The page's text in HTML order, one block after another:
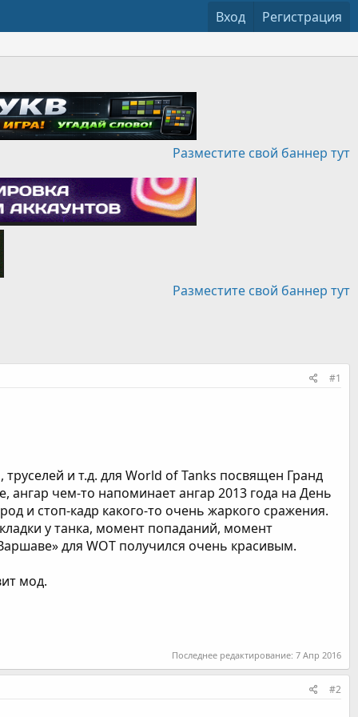
Вход Регистрация
Разместите свой баннер тут
Разместите свой баннер тут
#1
и т.д. для World of Tanks посвящен Гранд
чем-то напоминает ангар 2013 года на День
и стоп-кадр какого-то очень жаркого сражения.
у танка, момент попаданий, момент
для WOT получился очень красивым.
мод.
Последнее редактирование: 7 Апр 2016
#2